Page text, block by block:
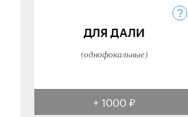
ДЛЯ ДАЛИ
(однофокальные)
+ 1000 ₽